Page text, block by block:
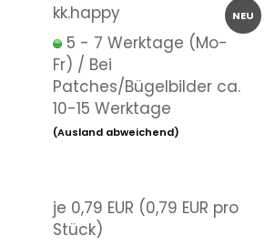
NEU
kk.happy
5 - 7 Werktage (Mo-
Fr) / Bei
Patches/Bügelbilder ca.
10-15 Werktage
(Ausland abweichend)
je 0,79 EUR (0,79 EUR pro
Stück)